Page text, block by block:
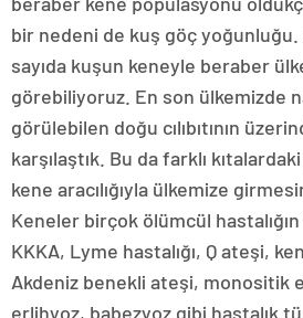
bir nedeni de kuş göç yoğunluğu.
sayıda kuşun keneyle beraber
görebiliyoruz. En son ülkemizde
görülebilen doğu cılıbıtının
karşılaştık. Bu da farklı
kene aracılığıyla ülkemize
Keneler birçok ölümcül hastalığın
KKKA, Lyme hastalığı, Q ateşi,
Akdeniz benekli ateşi, monositik
erlihyoz, babezyoz gibi hastalık